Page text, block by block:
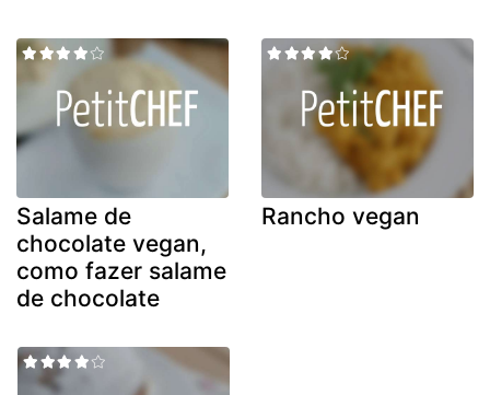
Salame de
chocolate vegan,
como fazer salame
de chocolate
Rancho vegan